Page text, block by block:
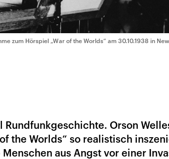
zum Hörspiel „War of the Worlds“ am 30.10.1938 in
Orson
the Worlds“ so realistisch
aus Angst vor einer